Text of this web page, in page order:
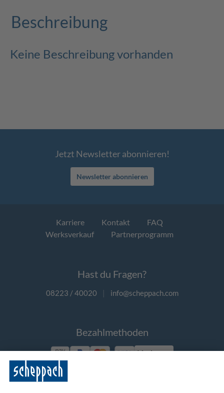
Beschreibung
Keine Beschreibung vorhanden
Jetzt Newsletter abonnieren!
Newsletter abonnieren
Karriere Kontakt
FAQ
Werksverkauf
Partnerprogramm
Hast du Fragen?
08223 / 40020 | info@scheppach.com
Bezahlmethoden
Vorkasse